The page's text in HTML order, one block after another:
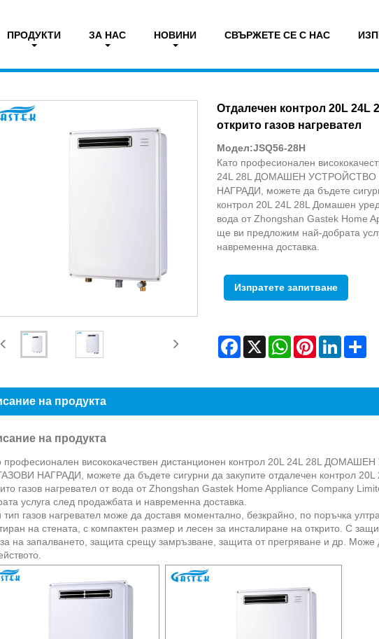
ПРОДУКТИ ЗА НАС НОВИНИ СВЪРЖЕТЕ СЕ С НАС
на фен. Газов нагревател за вода
Отдалечен контрол 20L 24L
открито газов нагревател
Модел:JSQ56-28H
Като професионален
24L 28L ДОМАШЕН
НАГРАДИ, можете да бъдете
контрол 20L 24L 28L Домашен
вода от Zhongshan Gastek Home
ще ви предложим най-добрата
навременна доставка.
Изпратете запитване
Facebook
X WhatsAppPinterestLinkedIn
на продукта
на продукта
професионален висококачествен дистанционен контрол 20L 24L 28L
НАГРАДИ, можете да бъдете сигурни да закупите отдалечен контрол
газов нагревател от вода от Zhongshan Gastek Home Appliance Company
услуга след продажбата и навременна доставка.
тип газов нагревател може да доставя моментално, безкрайно, по поръчка
на стената, с компактен размер и лесен за инсталиране на открито. С
на запалването, защита срещу замръзване, защита от прегряване и др. Може